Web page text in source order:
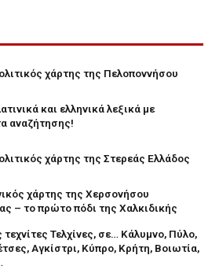
χάρτης της Πελοποννήσου
και ελληνικά λεξικά με
αναζήτησης!
χάρτης της Στερεάς Ελλάδος
χάρτης της Χερσονήσου
– το πρώτο πόδι της Χαλκιδικής
τεχνίτες Τελχίνες, σε… Κάλυμνο, Πύλο,
Αγκίστρι, Κύπρο, Κρήτη, Βοιωτία,